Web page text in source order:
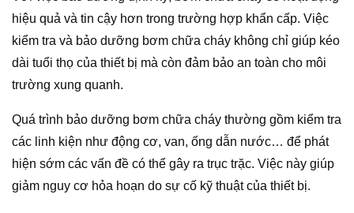
hiệu quả và tin cậy hơn trong trường hợp khẩn cấp. Việc
kiểm tra và bảo dưỡng bơm chữa cháy không chỉ giúp kéo
dài tuổi thọ của thiết bị mà còn đảm bảo an toàn cho môi
trường xung quanh.
Quá trình bảo dưỡng bơm chữa cháy thường gồm kiểm tra
các linh kiện như động cơ, van, ống dẫn nước… để phát
hiện sớm các vấn đề có thể gây ra trục trặc. Việc này giúp
giảm nguy cơ hỏa hoạn do sự cố kỹ thuật của thiết bị.